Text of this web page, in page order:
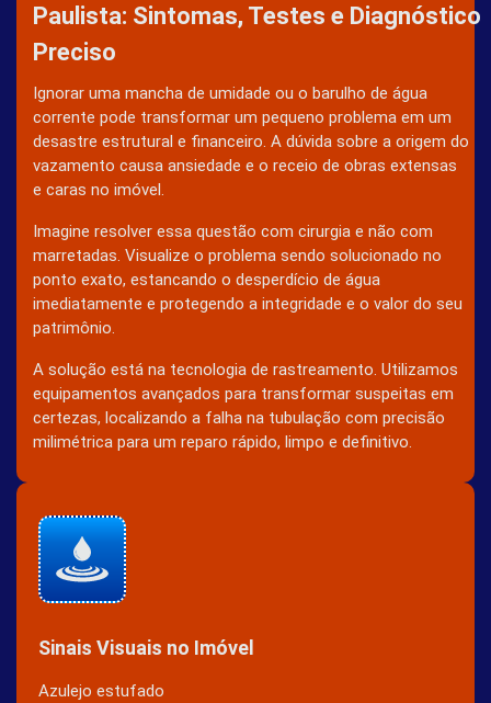
Paulista: Sintomas, Testes e Diagnóstico
Preciso
Ignorar uma mancha de umidade ou o barulho de água
corrente pode transformar um pequeno problema em um
desastre estrutural e financeiro. A dúvida sobre a origem do
vazamento causa ansiedade e o receio de obras extensas
e caras no imóvel.
Imagine resolver essa questão com cirurgia e não com
marretadas. Visualize o problema sendo solucionado no
ponto exato, estancando o desperdício de água
imediatamente e protegendo a integridade e o valor do seu
patrimônio.
A solução está na tecnologia de rastreamento. Utilizamos
equipamentos avançados para transformar suspeitas em
certezas, localizando a falha na tubulação com precisão
milimétrica para um reparo rápido, limpo e definitivo.
Sinais Visuais no Imóvel
Azulejo estufado